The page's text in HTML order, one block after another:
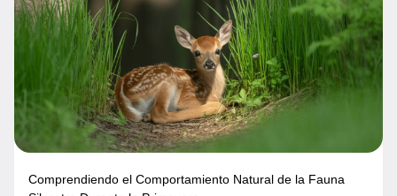
Comprendiendo el Comportamiento Natural de la Fauna